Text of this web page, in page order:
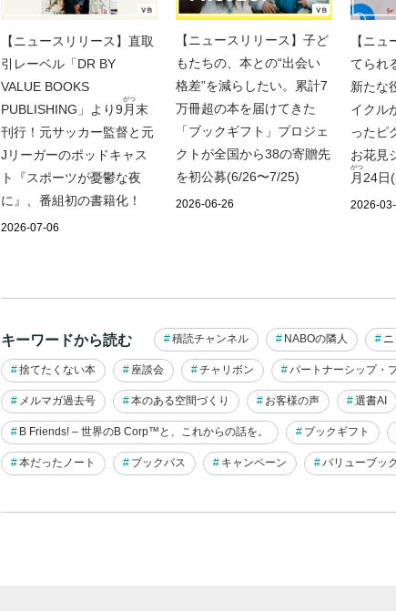
【ニュースリリース】直取
引レーベル「DR BY
VALUE BOOKS
PUBLISHING」より9 月
がつ
末
刊行！元サッカー監督と元
Jリーガーのポッドキャス
ト『スポーツが憂鬱な夜
に』、番組初の書籍化！
2026-07-06
【ニュースリリース】子ど
もたちの、本との“出会い
格差”を減らしたい。累計7
万冊超の本を届けてきた
「ブックギフト」プロジェ
クトが全国から38の寄贈先
を初公募(6/26〜7/25)
2026-06-26
【ニ
てられ
新たな
イクル
ったピ
お花見
月
がつ
24日
2026-
キーワードから読む 積読チャンネル NABOの隣人
捨てたくない本 座談会 チャリボン パートナーシップ・
メルマガ過去号 本のある空間づくり お客様の声 選書AI
B Friends! – 世界のB Corp™と、これからの話を。 ブックギフト
本だったノート ブックバス キャンペーン バリューブッ